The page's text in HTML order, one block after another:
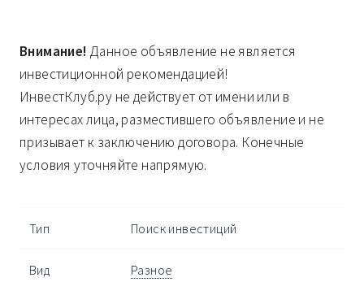
Внимание! Данное объявление не является
инвестиционной рекомендацией!
ИнвестКлуб.ру не действует от имени или в
интересах лица, разместившего объявление и не
призывает к заключению договора. Конечные
условия уточняйте напрямую.
Тип Поиск инвестиций
Вид
Разное